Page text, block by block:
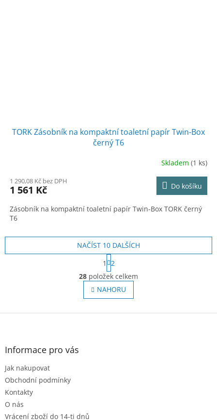
TORK Zásobník na kompaktní toaletní papír Twin-Box
černý T6
Skladem (1 ks)
1 290,08 Kč bez DPH
1 561 Kč Do košíku
Zásobník na kompaktní toaletní papír Twin-Box TORK černý
T6
O
v
l
á
NAČÍST 10 DALŠÍCH
S
t
r
á
n
k
v
1
2
28 položek celkem
NAHORU
Z
Informace pro vás
Jak nakupovat
Obchodní podmínky
Kontakty
O nás
Vrácení zboží do 14-ti dnů